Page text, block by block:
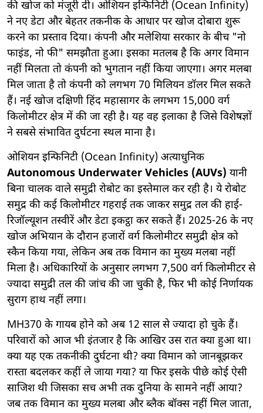
की खोज को मंजूरी दी। ओशियन इन्फिनिटी (Ocean Infinity)
ने नए डेटा और बेहतर तकनीक के आधार पर खोज दोबारा शुरू
करने का प्रस्ताव दिया। कंपनी और मलेशिया सरकार के बीच "नो
फाइंड, नो फी" समझौता हुआ। इसका मतलब है कि अगर विमान
नहीं मिलता तो कंपनी को भुगतान नहीं किया जाएगा। अगर मलबा
मिल जाता है तो कंपनी को लगभग 70 मिलियन डॉलर मिल सकते
हैं। नई खोज दक्षिणी हिंद महासागर के लगभग 15,000 वर्ग
किलोमीटर क्षेत्र में की जा रही है। यह वह इलाका है जिसे विशेषज्ञों
ने सबसे संभावित दुर्घटना स्थल माना है।
ओशियन इन्फिनिटी (Ocean Infinity) अत्याधुनिक
Autonomous Underwater Vehicles (AUVs) यानी
बिना चालक वाले समुद्री रोबोट का इस्तेमाल कर रही है। ये रोबोट
समुद्र की कई किलोमीटर गहराई तक जाकर समुद्र तल की हाई-
रिजॉल्यूशन तस्वीरें और डेटा इकट्ठा कर सकते हैं। 2025-26 के नए
खोज अभियान के दौरान हजारों वर्ग किलोमीटर समुद्री क्षेत्र को
स्कैन किया गया, लेकिन अब तक विमान का मुख्य मलबा नहीं
मिला है। अधिकारियों के अनुसार लगभग 7,500 वर्ग किलोमीटर से
ज्यादा समुद्री तल की जांच की जा चुकी है, फिर भी कोई निर्णायक
सुराग हाथ नहीं लगा।
MH370 के गायब होने को अब 12 साल से ज्यादा हो चुके हैं।
परिवारों को आज भी इंतजार है कि आखिर उस रात क्या हुआ था।
क्या यह एक तकनीकी दुर्घटना थी? क्या विमान को जानबूझकर
रास्ता बदलकर कहीं ले जाया गया? या फिर इसके पीछे कोई ऐसी
साजिश थी जिसका सच अभी तक दुनिया के सामने नहीं आया?
जब तक विमान का मुख्य मलबा और ब्लैक बॉक्स नहीं मिल जाता,